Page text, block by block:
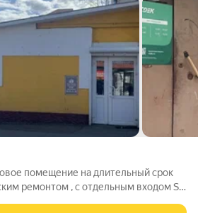
помещение на длительный срок
ремонтом , с отдельным входом S-